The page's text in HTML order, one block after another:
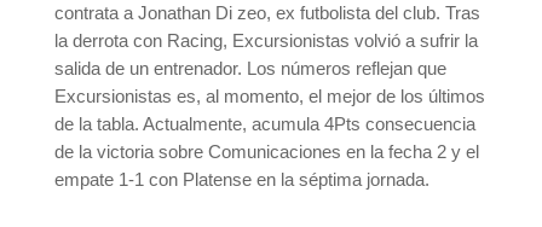
contrata a Jonathan Di zeo, ex futbolista del club. Tras
la derrota con Racing, Excursionistas volvió a sufrir la
salida de un entrenador. Los números reflejan que
Excursionistas es, al momento, el mejor de los últimos
de la tabla. Actualmente, acumula 4Pts consecuencia
de la victoria sobre Comunicaciones en la fecha 2 y el
empate 1-1 con Platense en la séptima jornada.